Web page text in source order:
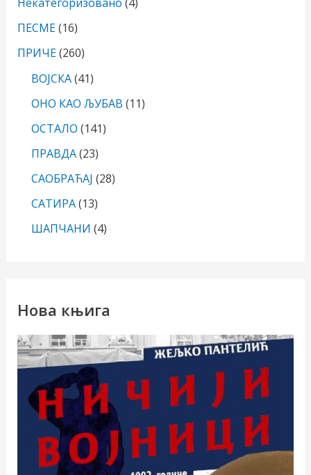
ПЕСМЕ(16)
ПРИЧЕ(260)
ВОЈСКА(41)
ОНО КАО ЉУБАВ (11)
ОСТАЛО (141)
ПРАВДА(23)
САОБРАЋАЈ (28)
САТИРА(13)
ШАПЧАНИ (4)
Нова књига